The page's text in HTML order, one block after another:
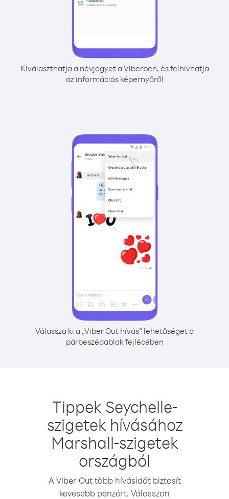
Kiválaszthatja a névjegyet a Viberben, és felhívhatja
az információs képernyőről
Válassza ki a „Viber Out hívás” lehetőséget a
párbeszédablak fejlécében
Tippek Seychelle-
szigetek hívásához
Marshall-szigetek
országból
A Viber Out több hívásidőt biztosít
kevesebb pénzért. Válasszon